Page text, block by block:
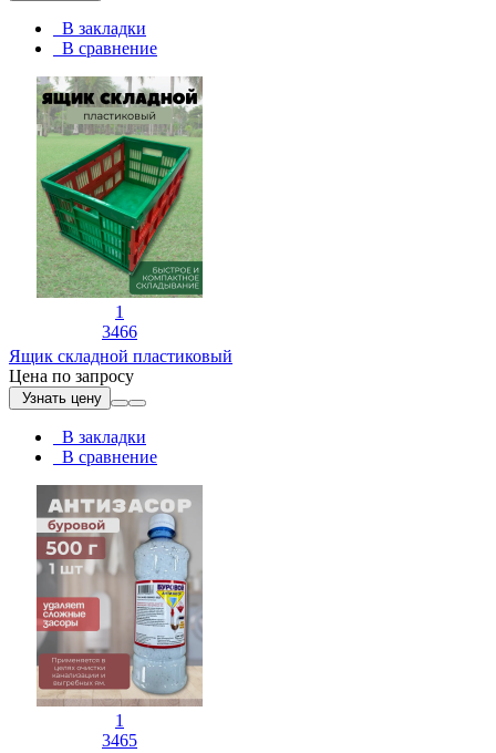
В закладки
В сравнение
1
3466
Ящик складной пластиковый
Цена по запросу
Узнать цену
В закладки
В сравнение
1
3465